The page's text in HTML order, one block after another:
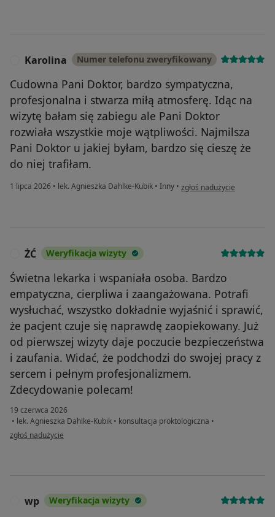
Karolina Numer telefonu zweryfikowany
Cudowna Pani Doktor, bardzo sympatyczna,
profesjonalna i stwarza miłą atmosferę. Idąc na
wizytę bałam się zabiegu ale Pani Doktor
rozwiała wszystkie moje wątpliwości. Najmilsza
Pani Doktor u jakiej byłam, bardzo się cieszę że
do niej trafiłam.
1 lipca 2026 • lek. Agnieszka Dahlke-Kubik • Inny • w opinii użytkownika
zgłoś nadużycie
ŻĆ Weryfikacja wizyty
Świetna lekarka i wspaniała osoba. Bardzo
empatyczna, cierpliwa i zaangażowana. Potrafi
wysłuchać, wszystko dokładnie wyjaśnić i sprawić,
że pacjent czuje się naprawdę zaopiekowany. Już
od pierwszej wizyty daje poczucie bezpieczeństwa
i zaufania. Widać, że podchodzi do swojej pracy z
sercem i pełnym profesjonalizmem.
Zdecydowanie polecam!
19 czerwca 2026
• lek. Agnieszka Dahlke-Kubik • konsultacja proktologiczna •
w opinii użytkownika ŻĆ
zgłoś nadużycie
wp Weryfikacja wizyty